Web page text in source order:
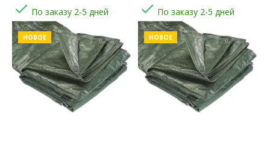
 По заказу 2-5 дней
НОВОЕ
 По заказу 2-5 дней
НОВОЕ